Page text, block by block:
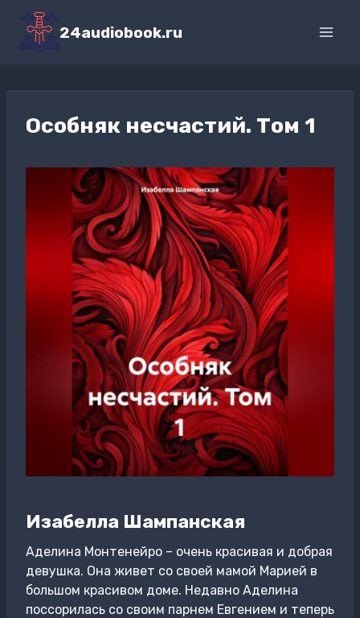
Перейти
содержимому
24audiobook.ru
Особняк несчастий. Том 1
Изабелла Шампанская
Аделина Монтенейро – очень красивая и добрая
девушка. Она живет со своей мамой Марией в
большом красивом доме. Недавно Аделина
поссорилась со своим парнем Евгением и теперь